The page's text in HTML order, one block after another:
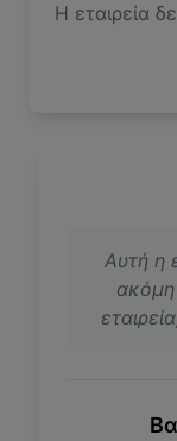
Η εταιρεία
Αυτή η
ακόμη